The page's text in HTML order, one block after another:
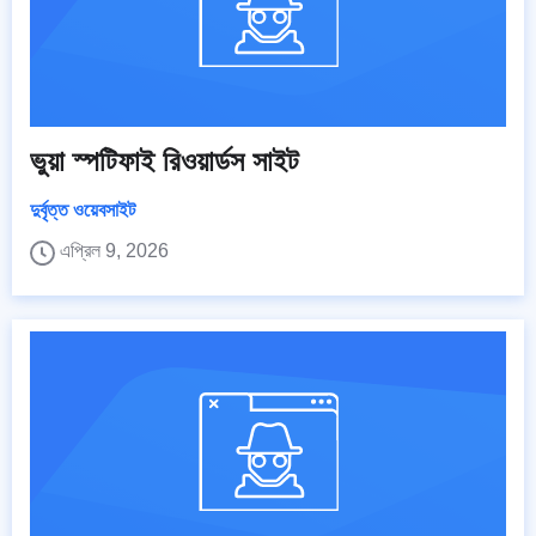
ভুয়া স্পটিফাই রিওয়ার্ডস সাইট
দুর্বৃত্ত ওয়েবসাইট
এপ্রিল 9, 2026